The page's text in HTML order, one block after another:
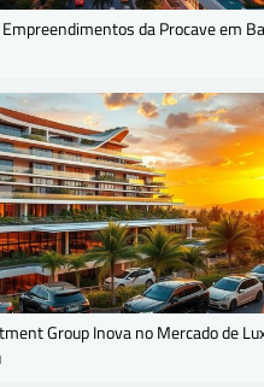
da Procave em
Group Inova no Mercado de